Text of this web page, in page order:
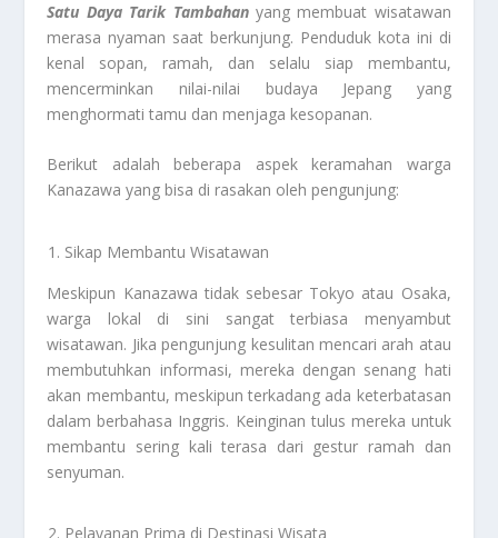
Satu Daya Tarik Tambahanyang membuat wisatawan
merasa nyaman saat berkunjung. Penduduk kota ini di
kenal sopan, ramah, dan selalu siap membantu,
mencerminkan nilai-nilai budaya Jepang yang
menghormati tamu dan menjaga kesopanan.
Berikut adalah beberapa aspek keramahan warga
Kanazawa yang bisa di rasakan oleh pengunjung:
Sikap Membantu Wisatawan
Meskipun Kanazawa tidak sebesar Tokyo atau Osaka,
warga lokal di sini sangat terbiasa menyambut
wisatawan. Jika pengunjung kesulitan mencari arah atau
membutuhkan informasi, mereka dengan senang hati
akan membantu, meskipun terkadang ada keterbatasan
dalam berbahasa Inggris. Keinginan tulus mereka untuk
membantu sering kali terasa dari gestur ramah dan
senyuman.
Pelayanan Prima di Destinasi Wisata